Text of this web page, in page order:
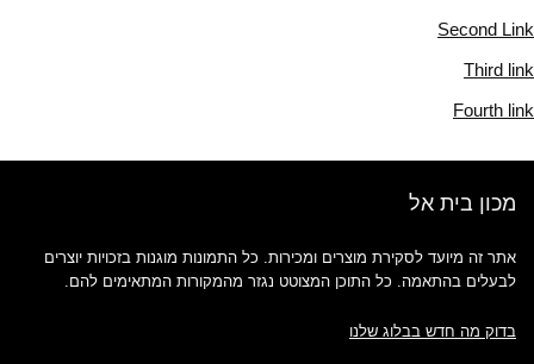
Second Link
Third link
Fourth link
מכון בית אל
אתר זה מיועד לסקירת מוצרים ומכירות. כל התמונות מוגנות בזכויות יוצרים
לבעלים בהתאמה. כל התוכן המצוטט נגזר מהמקורות המתאימים להם.
בדוק מה חדש בבלוג שלנו